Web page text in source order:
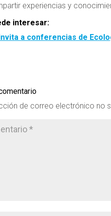
experiencias y
interesar:
invita a conferencias de
de correo electrónico no